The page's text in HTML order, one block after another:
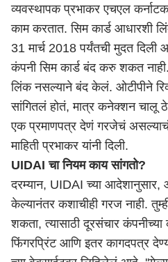
व्यवस्थापक प्रभाकर एचएल
काम करतात. सिम कार्ड आधारशी
31 मार्च 2018 पर्यंतची मुदत दिली
कंपनी सिम कार्ड बंद करु शकत
लिंक नसल्याने बंद केलं. ओटीपीने
सांगितलं होतं, मात्र कनेक्शन चालू
एक प्रमाणपत्र देणं गरजेचं
माहिती प्रभाकर यांनी दिली.
UIDAI चा नियम काय सांगतो?
दरम्यान, UIDAI च्या आदेशानुसार,
केल्यानंतर कशाचीही गरज नाही.
शकता, त्यासाठी दूरसंचार कंपनीच्या
फिंगरप्रिंट आणि इतर कागदपत्र